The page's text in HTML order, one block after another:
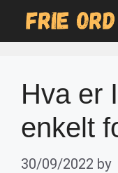
Hva er
enkelt
30/09/2022 by